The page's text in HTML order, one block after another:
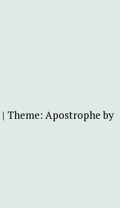
| Theme: Apostrophe by